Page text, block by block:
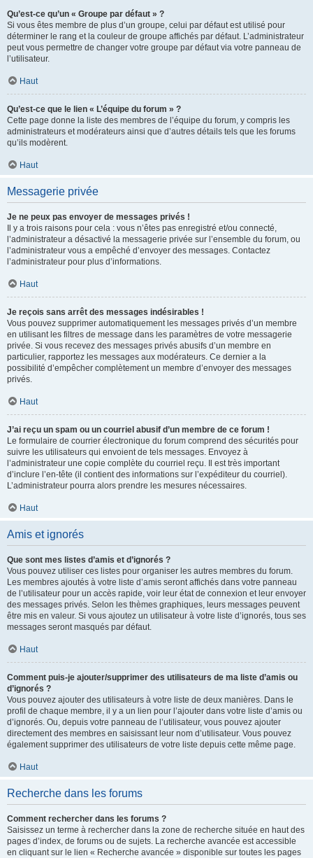
Qu’est-ce qu’un « Groupe par défaut » ?
Si vous êtes membre de plus d’un groupe, celui par défaut est utilisé pour
déterminer le rang et la couleur de groupe affichés par défaut. L’administrateur
peut vous permettre de changer votre groupe par défaut via votre panneau de
l’utilisateur.
Haut
Qu’est-ce que le lien « L’équipe du forum » ?
Cette page donne la liste des membres de l’équipe du forum, y compris les
administrateurs et modérateurs ainsi que d’autres détails tels que les forums
qu’ils modèrent.
Haut
Messagerie privée
Je ne peux pas envoyer de messages privés !
Il y a trois raisons pour cela : vous n’êtes pas enregistré et/ou connecté,
l’administrateur a désactivé la messagerie privée sur l’ensemble du forum, ou
l’administrateur vous a empêché d’envoyer des messages. Contactez
l’administrateur pour plus d’informations.
Haut
Je reçois sans arrêt des messages indésirables !
Vous pouvez supprimer automatiquement les messages privés d’un membre
en utilisant les filtres de message dans les paramètres de votre messagerie
privée. Si vous recevez des messages privés abusifs d’un membre en
particulier, rapportez les messages aux modérateurs. Ce dernier a la
possibilité d’empêcher complètement un membre d’envoyer des messages
privés.
Haut
J’ai reçu un spam ou un courriel abusif d’un membre de ce forum !
Le formulaire de courrier électronique du forum comprend des sécurités pour
suivre les utilisateurs qui envoient de tels messages. Envoyez à
l’administrateur une copie complète du courriel reçu. Il est très important
d’inclure l’en-tête (il contient des informations sur l’expéditeur du courriel).
L’administrateur pourra alors prendre les mesures nécessaires.
Haut
Amis et ignorés
Que sont mes listes d’amis et d’ignorés ?
Vous pouvez utiliser ces listes pour organiser les autres membres du forum.
Les membres ajoutés à votre liste d’amis seront affichés dans votre panneau
de l’utilisateur pour un accès rapide, voir leur état de connexion et leur envoyer
des messages privés. Selon les thèmes graphiques, leurs messages peuvent
être mis en valeur. Si vous ajoutez un utilisateur à votre liste d’ignorés, tous ses
messages seront masqués par défaut.
Haut
Comment puis-je ajouter/supprimer des utilisateurs de ma liste d’amis ou
d’ignorés ?
Vous pouvez ajouter des utilisateurs à votre liste de deux manières. Dans le
profil de chaque membre, il y a un lien pour l’ajouter dans votre liste d’amis ou
d’ignorés. Ou, depuis votre panneau de l’utilisateur, vous pouvez ajouter
directement des membres en saisissant leur nom d’utilisateur. Vous pouvez
également supprimer des utilisateurs de votre liste depuis cette même page.
Haut
Recherche dans les forums
Comment rechercher dans les forums ?
Saisissez un terme à rechercher dans la zone de recherche située en haut des
pages d’index, de forums ou de sujets. La recherche avancée est accessible
en cliquant sur le lien « Recherche avancée » disponible sur toutes les pages